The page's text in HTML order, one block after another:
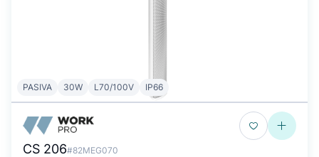
PASIVA 30W L70/100V IP66
CS 206#82MEG070